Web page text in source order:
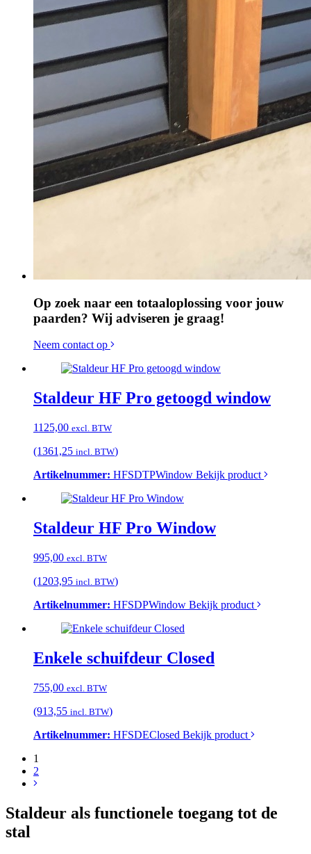
Op zoek naar een totaaloplossing voor jouw
paarden? Wij adviseren je graag!
Neem contact op
Staldeur HF Pro getoogd window
1125,00 excl. BTW
(1361,25 incl. BTW)
Artikelnummer: HFSDTPWindow Bekijk product
Staldeur HF Pro Window
995,00 excl. BTW
(1203,95 incl. BTW)
Artikelnummer: HFSDPWindow Bekijk product
Enkele schuifdeur Closed
755,00 excl. BTW
(913,55 incl. BTW)
Artikelnummer: HFSDEClosed Bekijk product
1
2
Staldeur als functionele toegang tot de
stal